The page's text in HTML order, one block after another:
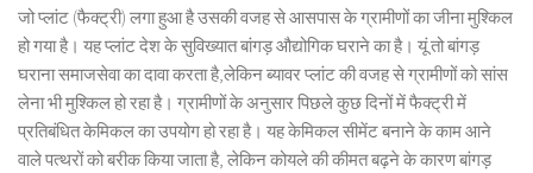
जो प्लांट (फैक्ट्री) लगा हुआ है उसकी वजह से आसपास के ग्रामीणों का जीना मुश्किल
हो गया है। यह प्लांट देश के सुविख्यात बांगड़ औद्योगिक घराने का है। यूं तो बांगड़
घराना समाजसेवा का दावा करता है,लेकिन ब्यावर प्लांट की वजह से ग्रामीणों को सांस
लेना भी मुश्किल हो रहा है। ग्रामीणों के अनुसार पिछले कुछ दिनों में फैक्ट्री में
प्रतिबंधित केमिकल का उपयोग हो रहा है। यह केमिकल सीमेंट बनाने के काम आने
वाले पत्थरों को बरीक किया जाता है, लेकिन कोयले की कीमत बढ़ने के कारण बांगड़